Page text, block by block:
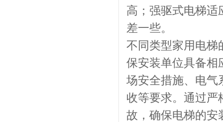
高；强驱式电梯适
差一些。
不同类型家用电梯
保安装单位具备相
场安全措施、电气
收等要求。通过严
故，确保电梯的安